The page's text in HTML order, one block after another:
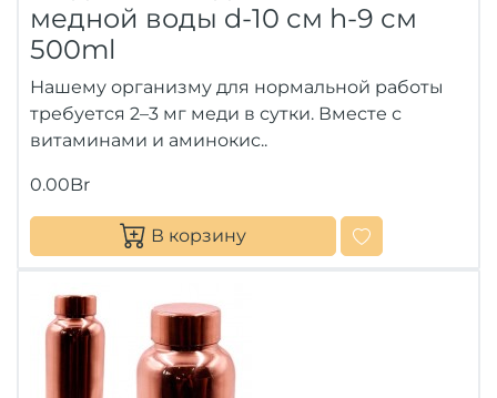
медной воды d-10 см h-9 см
500ml
Нашему организму для нормальной работы
требуется 2–3 мг меди в сутки. Вместе с
витаминами и аминокис..
0.00Br
В корзину